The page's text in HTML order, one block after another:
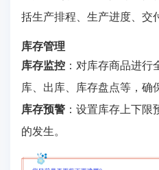
括生产排程、生产进度、交
库存管理
库存监控 ：对库存商品进
库、出库、库存盘点等，确
库存预警 ：设置库存上下
的发生。